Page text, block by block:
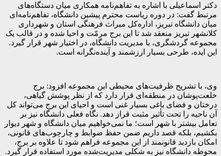
دکتر اسماعیلی با اشاره به تفاهم‌نامه همکاری میان دستگاه‌های
مرتبط گفت: در دوره ریاست محترم پیشین دانشگاه، تفاهم‌نامه‌ای
میان دانشگاه تبریز، اداره‌کل میراث فرهنگی استان و شهرداری
کلانشهر تبریز منعقد شد تا این برج مرمّت و احیا شده و در قالب یک
مجموعه گردشگری، با مدیریت دانشگاه، در اختیار شهر قرار گیرد.
این ایده، طرحی بسیار ارزشمند و آینده‌نگرانه است.
وی، با تشریح ظرفیت‌های محیطی این مجموعه افزود: برج
خلعت‌پوشان در منطقه‌ای قرار دارد که از نظر پوشش گیاهی،
درختان و فضای باغی بسیار غنی است و احیای این برج می‌تواند کل
آن ناحیه را تحت تأثیر مثبت قرار دهد. نگاه فعلی دانشگاه نیز بر
تعامل بیشتر با شهر است؛ ما نمی‌خواهیم میان دانشگاه و شهر دیوار
بکشیم، بلکه قصد داریم ضمن حفظ ضوابط و چارچوب‌های قانونی،
امکان بازدید قانونمند از این مجموعه فراهم شود تا علاوه بر برج،
محوطه دانشگاه نیز به شکلی مدیریت‌شده مورد استفاده قرار گیرد.